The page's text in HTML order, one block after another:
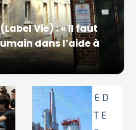
Vie) : « Il faut
dans l’aide à